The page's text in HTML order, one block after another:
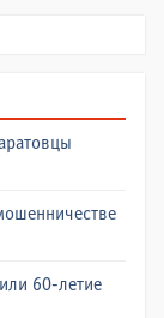
60-летие